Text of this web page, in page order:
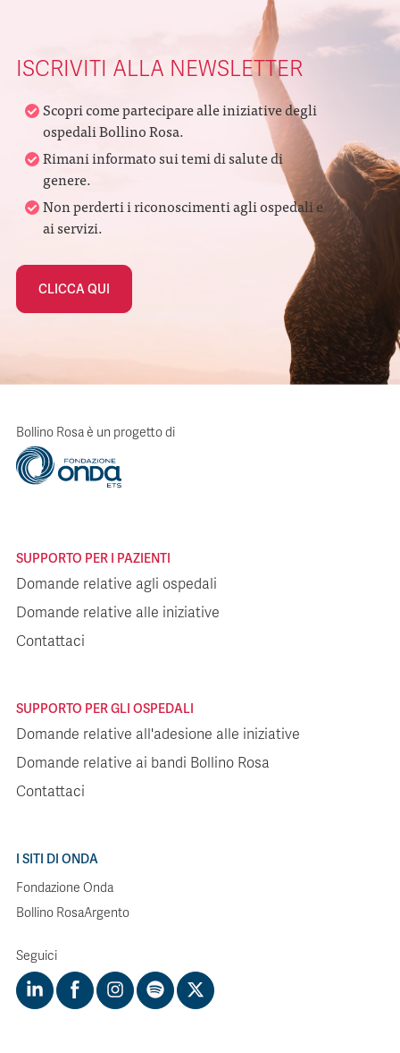
ISCRIVITI ALLA NEWSLETTER
Scopri come partecipare alle iniziative degli
ospedali Bollino Rosa.
Rimani informato sui temi di salute di
genere.
Non perderti i riconoscimenti agli ospedali e
ai servizi.
CLICCA QUI
Bollino Rosa è un progetto di
SUPPORTO PER I PAZIENTI
Domande relative agli ospedali
Domande relative alle iniziative
Contattaci
SUPPORTO PER GLI OSPEDALI
Domande relative all'adesione alle iniziative
Domande relative ai bandi Bollino Rosa
Contattaci
I SITI DI ONDA
Fondazione Onda
Bollino RosaArgento
Seguici